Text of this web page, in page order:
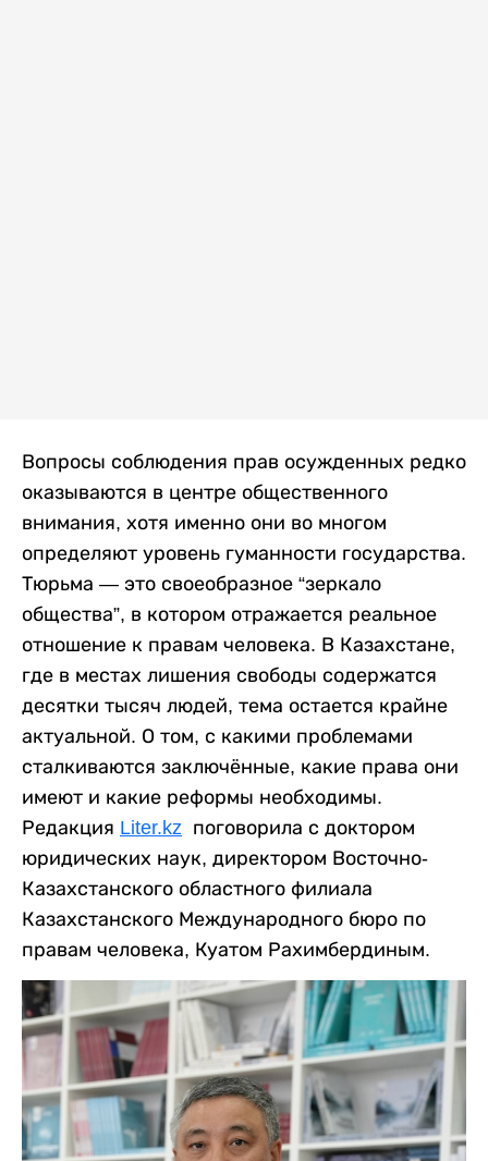
Вопросы соблюдения прав осужденных редко
оказываются в центре общественного
внимания, хотя именно они во многом
определяют уровень гуманности государства.
Тюрьма — это своеобразное “зеркало
общества”, в котором отражается реальное
отношение к правам человека. В Казахстане,
где в местах лишения свободы содержатся
десятки тысяч людей, тема остается крайне
актуальной. О том, с какими проблемами
сталкиваются заключённые, какие права они
имеют и какие реформы необходимы.
Редакция Liter.kz поговорила с доктором
юридических наук, директором Восточно-
Казахстанского областного филиала
Казахстанского Международного бюро по
правам человека, Куатом Рахимбердиным.